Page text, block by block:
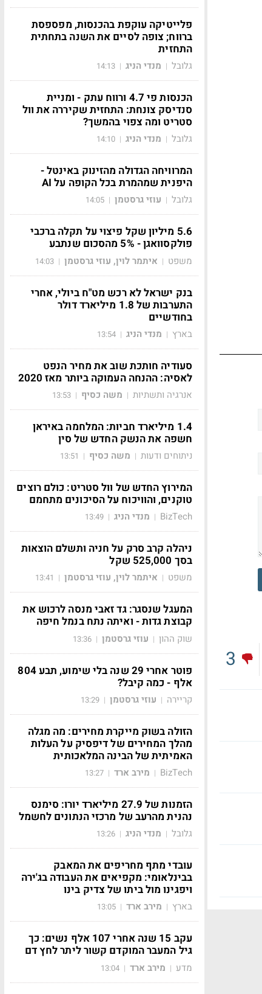
3
פלייטיקה עוקפת בהכנסות, מפספסת
ברווח; צופה לסיים את השנה בתחתית
התחזית
גלובל | מנדי הניג |
14:13
הכנסות פי 4.7 ורווח עתק - ומניית
סנדיסק צונחת: התחזית שקיררה את וול
סטריט ומה צפוי בהמשך?
גלובל | מנדי הניג |
14:10
המרוויחה הגדולה מהזינוק באינטל -
היפנית שמהמרת בכל הקופה על AI
גלובל | עוזי גרסטמן |
14:05
5.6 מיליון שקל פיצוי על תקלה ברכבי
פולקסוואגן - 5% מהסכום שנתבע
משפט | איתמר לוין, עוזי גרסטמן |
14:03
בנק ישראל לא רכש מט"ח ביולי, אחרי
התערבות של 1.8 מיליארד דולר
בחודשיים
בארץ | מנדי הניג |
13:54
סעודיה חותכת שוב את מחיר הנפט
לאסיה: ההנחה העמוקה ביותר מאז 2020
אנרגיה ותשתיות | משה כסיף |
13:53
1.4 מיליארד חביות: המלחמה באיראן
חשפה את הנשק החדש של סין
ניתוחים ודעות | משה כסיף |
13:51
המירוץ החדש של וול סטריט: כולם רוצים
טוקנים, והוויכוח על הסיכונים מתחמם
BizTech
| מנדי הניג |
13:49
ניהלה קרב סרק על חניה ותשלם הוצאות
בסך 525,000 שקל
משפט | איתמר לוין, עוזי גרסטמן |
13:41
המעגל שנסגר: גד זאבי מנסה לרכוש את
קבוצת גדות - ואיתה נתח בנמל חיפה
שוק ההון | עוזי גרסטמן |
13:36
פוטר אחרי 29 שנה בלי שימוע, תבע 804
אלף - כמה קיבל?
קריירה | עוזי גרסטמן |
13:29
הזולה בשוק מייקרת מחירים: מה מגלה
מהלך המחירים של דיפסיק על העלות
האמיתית של הבינה המלאכותית
BizTech
| מירב ארד |
13:27
הזמנות של 27.9 מיליארד יורו: סימנס
נהנית מהרעב של מרכזי הנתונים לחשמל
גלובל | מנדי הניג |
13:26
עובדי מתף מחריפים את המאבק
בבינלאומי: מקפיאים את העבודה בג'ירה
ויפגינו מול ביתו של צדיק בינו
בארץ | מירב ארד |
13:05
עקב 15 שנה אחרי 107 אלף נשים: כך
גיל המעבר המוקדם קשור ליתר לחץ דם
מדע | מירב ארד |
13:04